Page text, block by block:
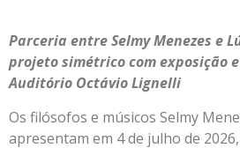
Parceria entre Selmy Menezes e
projeto simétrico com exposição
Auditório Octávio Lignelli
Os filósofos e músicos Selmy
apresentam em 4 de julho de